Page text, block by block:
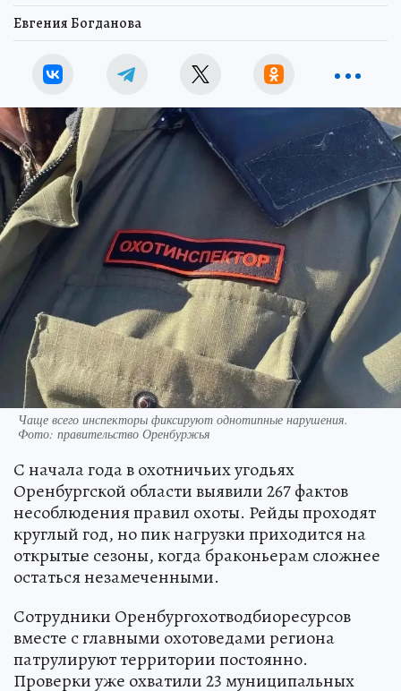
Евгения Богданова
Чаще всего инспекторы фиксируют однотипные нарушения.
Фото: правительство Оренбуржья
С начала года в охотничьих угодьях
Оренбургской области выявили 267 фактов
несоблюдения правил охоты. Рейды проходят
круглый год, но пик нагрузки приходится на
открытые сезоны, когда браконьерам сложнее
остаться незамеченными.
Сотрудники Оренбургохотводбиоресурсов
вместе с главными охотоведами региона
патрулируют территории постоянно.
Проверки уже охватили 23 муниципальных